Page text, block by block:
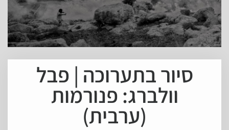
סיור בתערוכה | פבל
וולברג: פנורמות
(ערבית)